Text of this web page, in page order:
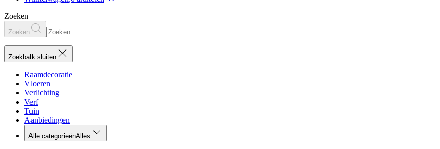
Zoeken
Zoeken
Zoekbalk sluiten
Raamdecoratie
Vloeren
Verlichting
Verf
Tuin
Aanbiedingen
Alle categorieënAlles